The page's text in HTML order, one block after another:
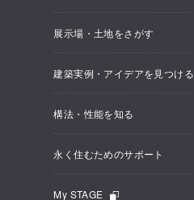
展示場・土地をさがす
建築実例・アイデアを見つける
構法・性能を知る
永く住むためのサポート
My STAGE